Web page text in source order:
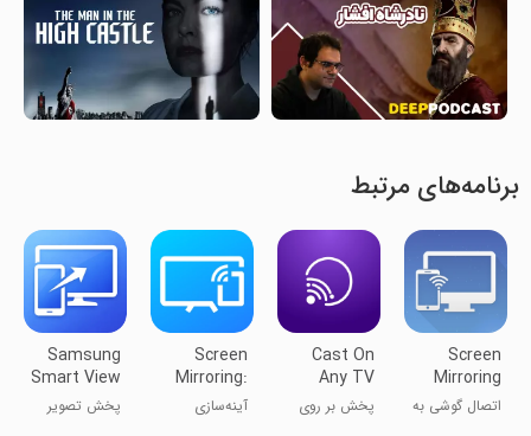
برنامه‌های مرتبط
Screen
Mirroring
Cast to TV
اتصال گوشی به
Cast On
Any TV
پخش بر روی
Screen
Mirroring:
Fast TV
Cast
آینه‌سازی
Samsung
Smart View
TV Cast
پخش تصویر